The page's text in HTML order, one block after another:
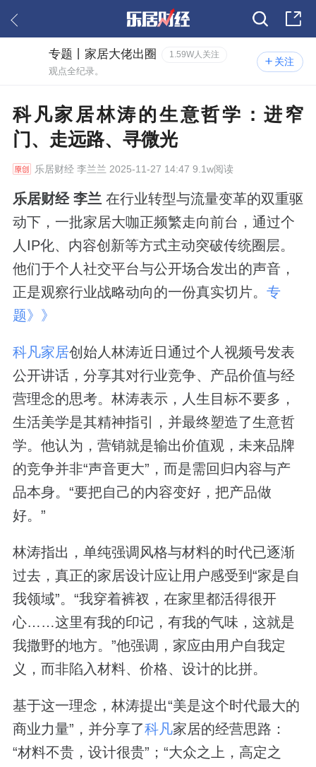
关注
专题丨家居大佬出圈 1.59W人关注
观点全纪录。
科凡家居林涛的生意哲学：进窄
门、走远路、寻微光
乐居财经李兰兰 2025-11-27 14:47 9.1w阅读
乐居财经 李兰 在行业转型与流量变革的双重驱
动下，一批家居大咖正频繁走向前台，通过个
人IP化、内容创新等方式主动突破传统圈层。
他们于个人社交平台与公开场合发出的声音，
正是观察行业战略动向的一份真实切片。 专
题》》
科凡家居创始人林涛近日通过个人视频号发表
公开讲话，分享其对行业竞争、产品价值与经
营理念的思考。林涛表示，人生目标不要多，
生活美学是其精神指引，并最终塑造了生意哲
学。他认为，营销就是输出价值观，未来品牌
的竞争并非“声音更大”，而是需回归内容与产
品本身。“要把自己的内容变好，把产品做
好。”
林涛指出，单纯强调风格与材料的时代已逐渐
过去，真正的家居设计应让用户感受到“家是自
我领域”。“我穿着裤衩，在家里都活得很开
心……这里有我的印记，有我的气味，这就是
我撒野的地方。”他强调，家应由用户自我定
义，而非陷入材料、价格、设计的比拼。
基于这一理念，林涛提出“美是这个时代最大的
商业力量”，并分享了科凡家居的经营思路：
“材料不贵，设计很贵”；“大众之上，高定之